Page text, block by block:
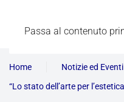
Passa al contenuto
Home
Notizie ed Eventi
“Lo stato dell’arte per